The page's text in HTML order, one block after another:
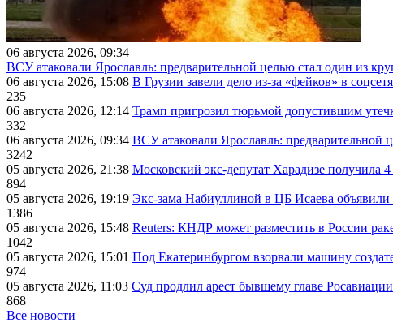
06 августа 2026, 09:34
ВСУ атаковали Ярославль: предварительной целью стал один из
06 августа 2026, 15:08 В Грузии завели дело из-за «фейков» в
235
06 августа 2026, 12:14 Трамп пригрозил тюрьмой допустившим
332
06 августа 2026, 09:34 ВСУ атаковали Ярославль:
3242
05 августа 2026, 21:38 Московский экс-депутат Харадизе получила
894
05 августа 2026, 19:19 Экс-зама Набиуллиной в ЦБ Исаева
1386
05 августа 2026, 15:48 Reuters: КНДР может разместить в России
1042
05 августа 2026, 15:01 Под Екатеринбургом взорвали машину
974
05 августа 2026, 11:03 Суд продлил арест бывшему главе
868
Все новости